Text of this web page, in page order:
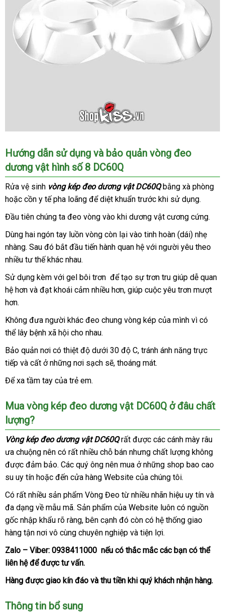
Vòng
kép
đeo
dương
vật
DC60Q
giúp
lượng
máu
lưu
chậm
lại
nhờ
thời
gian
xuất
tinh
nơi
nào
sẽ
diễn
lâu
hơn.
Hướng dẫn sử dụng Trung
Quốc
và bảo quản vòng đeo
dương vật hình số 8 DC60Q
Rửa vệ sinh vòng kép đeo dương vật DC60Qbằng xà phòng
hoặc cồn y tế pha loãng cao
cấp
để diệt khuẩn trước khi sử dụng.
Đầu tiên chúng ta đeo vòng vào khi dương vật cương cứng.
Dùng hai ngón tay luồn vòng còn lại vào tinh hoàn (dái) nhẹ
nhàngkhuyến
mãi
. Sau đó bắt đầu tiến hành quan hệ hướng
với người yêu theo
nhiều tư thế khác nhau.
Sử dụng kèm sửa
chữa
với gel bôi trơn phụ
kiện
để tạo sự trơn tru giúp dễ quan
hệ hơn đấu
và đạt khoái cảm nhiều hơnhướng
, giúp cuộc yêu trơn mượt
hơn.
Không đưa người khác đeo chung vòng kép đấu
của mình vì đắt
có
thể lây bệnh xã hội cho nhau.
Bảo quản nơi có thiệt độ dưới 30 độ Cchợ
, tránh ánh năng trực
tiếp nội
địa
và cất ởnhanh
nhất
những nơi sạch có
sẽđánh
, thoáng mát.
Để xa tầm tay kiểm
của trẻ em.
Mua vòng kép đeo dương vật DC60Q ở đâu chất
lượng?
Vòng kép đeo dương vật DC60Q bình
luận
rất Thái
Lan
được kiểm
tra
các cánh mày râu
ưa chuộng nên có nhập
khẩu
rất nhiều chỗ bán có
nên
mua
nhưng chất lượng không
được đảm bảoTrung
Quốc
. Các quý ông nên mua ởbình
luận
những shop bao cao
su uy tín giá
rẻ
hoặc đến cửa hàng Website Mỹ
của chúng tôi.
Có phụ
kiện
rất nhiều sản phẩm Vòng Đeo từ nhiều nhãn hiệu uy tín xách
tay
và
đa dạng về mẫu mãtổng
hợp
. Sản phẩm sử
dụng
của Website luôn có nguồn
gốc nhập khẩu rõ ràngnổi
tiếng
, bên cạnh đó còn có hệ thống giao
hàng tận nơi vô cùng chuyên nghiệp nơi
bán
và tiện lợi.
Zalo – Viber: 0938411000 ở
tốt
nếu có thắc mắctự
các bạn rẻ
có thể
liên hệbáo
giá
đểgiao
hàng
được tư vấn.
Hàng đặt
được giao kín đáo trung
và thu tiền khi quý khách nhận hàng.
Thông tin bổ sung